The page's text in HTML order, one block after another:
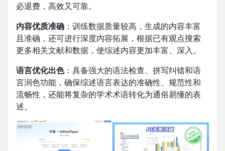
必退费，高效又可靠。
内容优质准确 ：训练数据质量较高，生成的内容丰富
且准确，还可进行深度内容拓展，根据已有观点搜索
更多相关文献和数据，使综述内容更加丰富、深入。
语言优化出色：具备强大的语法检查、拼写纠错和语
言润色功能，确保综述语言表达的准确性、规范性和
流畅性，还能将复杂的学术术语转化为通俗易懂的表
述。